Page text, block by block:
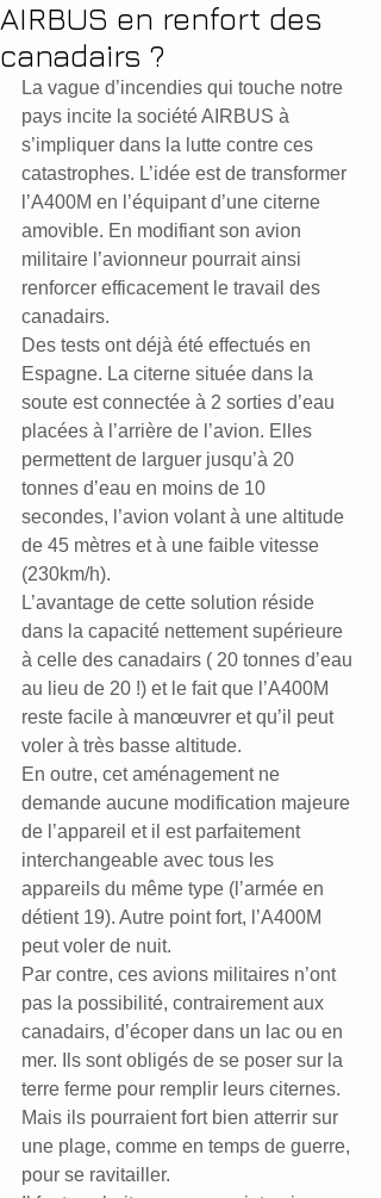
AIRBUS en renfort des
canadairs ?
La vague d’incendies qui touche notre
pays incite la société AIRBUS à
s’impliquer dans la lutte contre ces
catastrophes. L’idée est de transformer
l’A400M en l’équipant d’une citerne
amovible. En modifiant son avion
militaire l’avionneur pourrait ainsi
renforcer efficacement le travail des
canadairs.
Des tests ont déjà été effectués en
Espagne. La citerne située dans la
soute est connectée à 2 sorties d’eau
placées à l’arrière de l’avion. Elles
permettent de larguer jusqu’à 20
tonnes d’eau en moins de 10
secondes, l’avion volant à une altitude
de 45 mètres et à une faible vitesse
(230km/h).
L’avantage de cette solution réside
dans la capacité nettement supérieure
à celle des canadairs ( 20 tonnes d’eau
au lieu de 20 !) et le fait que l’A400M
reste facile à manœuvrer et qu’il peut
voler à très basse altitude.
En outre, cet aménagement ne
demande aucune modification majeure
de l’appareil et il est parfaitement
interchangeable avec tous les
appareils du même type (l’armée en
détient 19). Autre point fort, l’A400M
peut voler de nuit.
Par contre, ces avions militaires n’ont
pas la possibilité, contrairement aux
canadairs, d’écoper dans un lac ou en
mer. Ils sont obligés de se poser sur la
terre ferme pour remplir leurs citernes.
Mais ils pourraient fort bien atterrir sur
une plage, comme en temps de guerre,
pour se ravitailler.